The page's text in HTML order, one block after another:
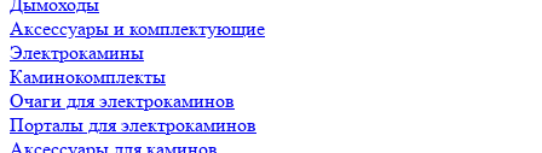
Аксессуары и комплектующие
Электрокамины
Каминокомплекты
Очаги для электрокаминов
Порталы для электрокаминов